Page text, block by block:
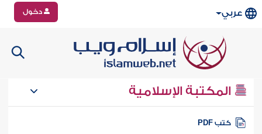
عربي دخول
المكتبة الإسلامية